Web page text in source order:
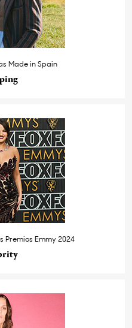
Made in Spain
Premios Emmy 2024